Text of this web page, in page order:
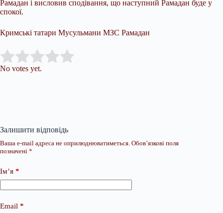
Рамадан і висловив сподівання, що наступний Рамадан буде у
спокої.
Кримські татари Мусульмани МЗС Рамадан
Rate this item:
No votes yet.
Залишити відповідь
Ваша e-mail адреса не оприлюднюватиметься. Обов’язкові поля
позначені *
Ім’я *
Email *